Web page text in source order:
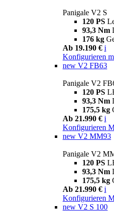
Panigale V2 S
120 PS
93,3 Nm
176 kg
Ab 19.190 € i
Konfigurieren
new V2 FB63
Panigale V2
120 PS
93,3 Nm
175,5 kg
Ab 21.990 € i
Konfigurieren
new V2 MM93
Panigale V2
120 PS
93,3 Nm
175,5 kg
Ab 21.990 € i
Konfigurieren
new V2 S 100